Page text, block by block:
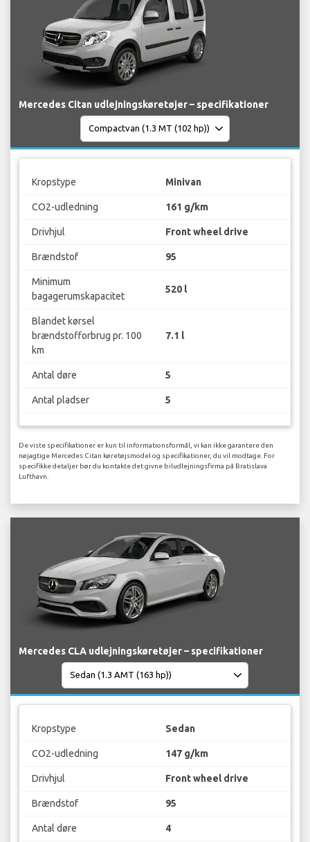
Mercedes Citan udlejningskøretøjer – specifikationer
Kropstype Minivan
CO2-udledning 161 g/km
Drivhjul Front wheel drive
Brændstof 95
Minimum
bagagerumskapacitet
520 l
Blandet kørsel
brændstofforbrug pr. 100
km
7.1 l
Antal døre 5
Antal pladser 5
De viste specifikationer er kun til informationsformål, vi kan ikke garantere den
nøjagtige Mercedes Citan køretøjsmodel og specifikationer, du vil modtage. For
specifikke detaljer bør du kontakte det givne biludlejningsfirma på Bratislava
Lufthavn.
Mercedes CLA udlejningskøretøjer – specifikationer
Kropstype Sedan
CO2-udledning 147 g/km
Drivhjul Front wheel drive
Brændstof 95
Antal døre 4